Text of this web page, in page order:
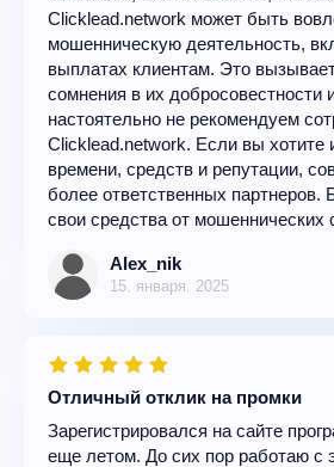
Clicklead.network может быть
мошенническую деятельность,
выплатах клиентам. Это
сомнения в их
настоятельно не рекомендуем
Clicklead.network. Если вы хотите
времени, средств и репутации,
более ответственных партнеров.
свои средства от мошеннических
Alex_nik
15. января. 2025
Отличный отклик на промки
Зарегистрировался на сайте
еще летом. До сих пор работаю с